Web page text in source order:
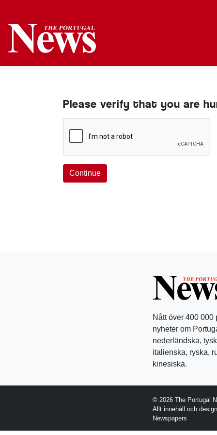
Please verify that you are
Continue
Nått över 400 000
nyheter om
nederländska,
italienska, ryska,
kinesiska.
© 2026 The Portugal
Allt innehåll och
Newspapers